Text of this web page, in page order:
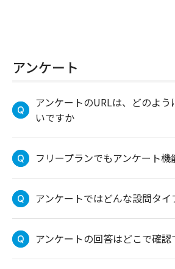
アンケート
アンケートのURLは、どのよう
いですか
フリープランでもアンケート
アンケートではどんな設問タ
アンケートの回答はどこで確